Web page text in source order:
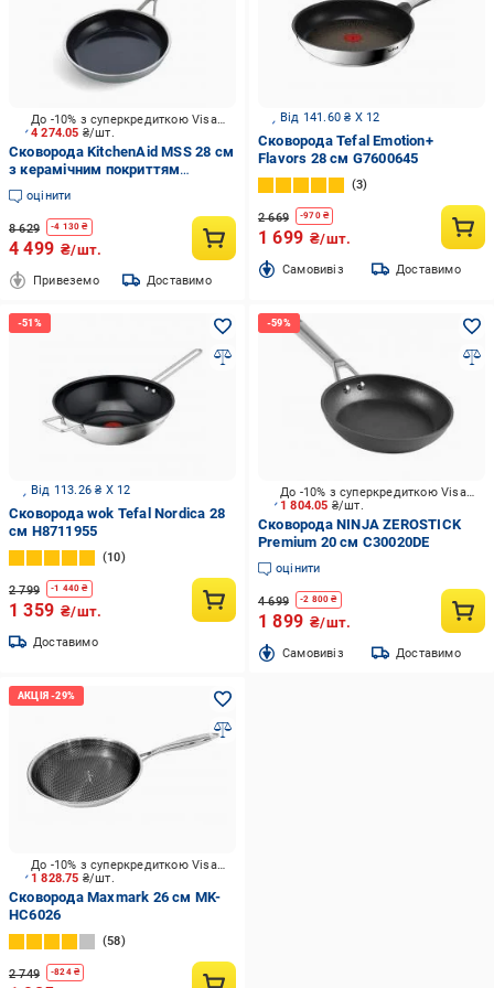
4 274.05 ₴/шт.
До -10% з суперкредиткою Visa Вигода
Сковорода KitchenAid MSS 28 см
з керамічним покриттям
(CC004950-001)
оцінити
8 629 -4 130 ₴
4 499 ₴/шт.
Привеземо Доставимо
Від 141.60 ₴ X 12
Сковорода Tefal Emotion+
Flavors 28 см G7600645
3
2 669 -970₴
1 699 ₴/шт.
Cамовивіз Доставимо
Від 113.26 ₴ X 12
Сковорода wok Tefal Nordica 28
см H8711955
10
2 799 -1 440 ₴
1 359 ₴/шт.
Доставимо
1 804.05 ₴/шт.
До -10% з суперкредиткою Visa Вигода
Сковорода NINJA ZEROSTICK
Premium 20 см C30020DE
оцінити
4 699 -2 800 ₴
1 899 ₴/шт.
Cамовивіз Доставимо
1 828.75 ₴/шт.
До -10% з суперкредиткою Visa Вигода
Сковорода Maxmark 26 см MK-
HC6026
58
2 749 -824₴